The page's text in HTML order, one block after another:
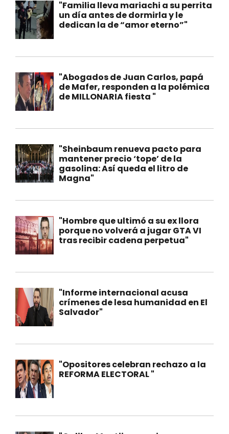
"Familia lleva mariachi a su perrita
un día antes de dormirla y le
dedican la de “amor eterno”"
"Abogados de Juan Carlos, papá
de Mafer, responden a la polémica
de MILLONARIA fiesta "
"Sheinbaum renueva pacto para
mantener precio ‘tope’ de la
gasolina: Así queda el litro de
Magna"
"Hombre que ultimó a su ex llora
porque no volverá a jugar GTA VI
tras recibir cadena perpetua"
"Informe internacional acusa
crímenes de lesa humanidad en El
Salvador"
"Opositores celebran rechazo a la
REFORMA ELECTORAL "